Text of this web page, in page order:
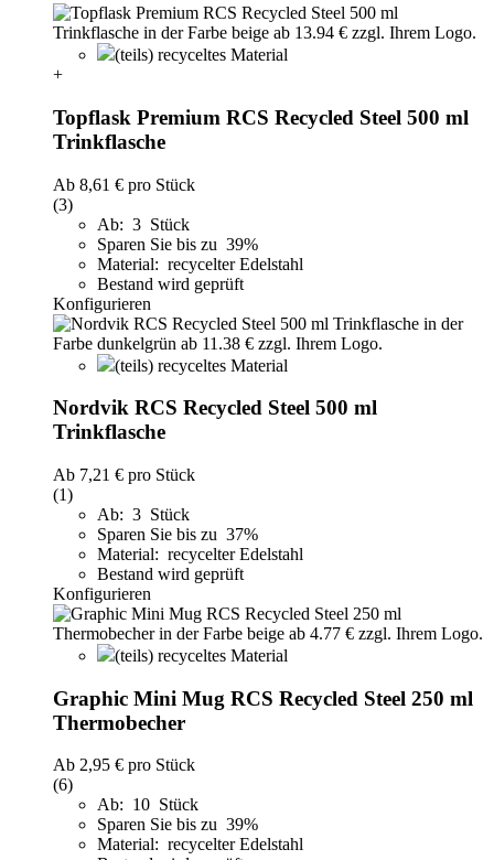
(teils) recyceltes Material
+
Topflask Premium RCS Recycled Steel 500 ml
Trinkflasche
Ab 8,61 € pro Stück
(3)
Ab: 3 Stück
Sparen Sie bis zu 39%
Material: recycelter Edelstahl
Bestand wird geprüft
Konfigurieren
(teils) recyceltes Material
Nordvik RCS Recycled Steel 500 ml
Trinkflasche
Ab 7,21 € pro Stück
(1)
Ab: 3 Stück
Sparen Sie bis zu 37%
Material: recycelter Edelstahl
Bestand wird geprüft
Konfigurieren
(teils) recyceltes Material
Graphic Mini Mug RCS Recycled Steel 250 ml
Thermobecher
Ab 2,95 € pro Stück
(6)
Ab: 10 Stück
Sparen Sie bis zu 39%
Material: recycelter Edelstahl